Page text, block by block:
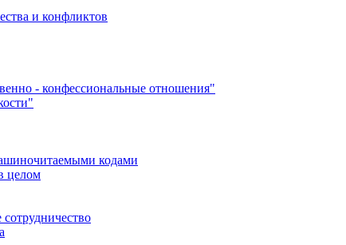
и конфликтов
- конфессиональные отношения"
кодами
целом